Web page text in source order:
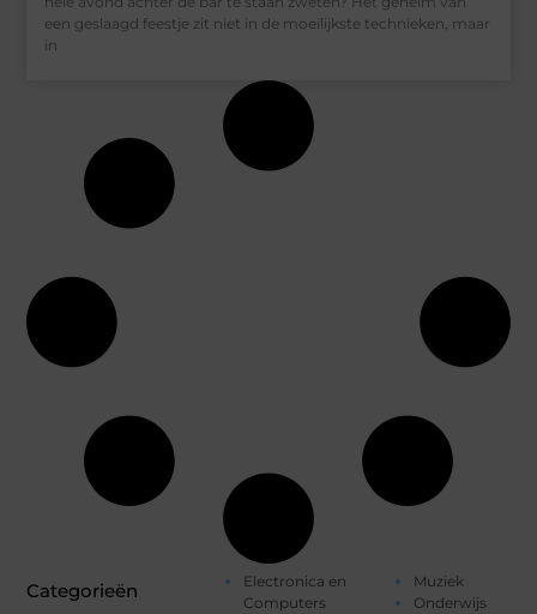
een geslaagd feestje zit niet in de moeilijkste technieken, maar
in
Categorieën
Electronica en
Computers
Muziek
Onderwijs